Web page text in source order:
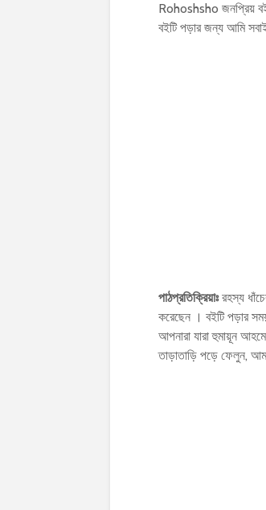
Rohoshsho জনপ্রিয়
বইটি পড়ার জন্য আমি
পাঠপ্রতিক্রিয়াঃরহস্য
করেছেন । বইটি পড়ার
আপনারা যারা হুমায়ূন
তাড়াতাড়ি পড়ে ফেলুন,